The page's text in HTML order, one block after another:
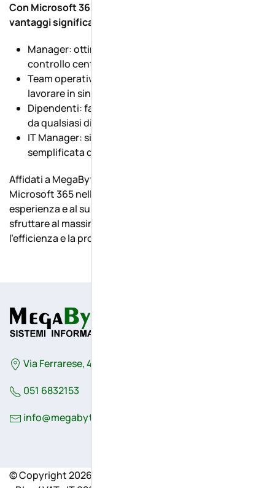
Con Microsoft 365, ogni ruolo aziendale può trarre
vantaggi significativi:
Manager: ottimizzazione della produttività e
controllo centralizzato dei processi.
Team operativi: strumenti di collaborazione per
lavorare in sinergia, anche da remoto.
Dipendenti: facilità di accesso alle risorse aziendali
da qualsiasi dispositivo.
IT Manager: sicurezza dei dati e gestione
semplificata delle licenze e delle applicazioni.
Affidati a MegaByte Sistemi per implementare
Microsoft 365 nella tua azienda: grazie alla nostra
esperienza e al supporto continuo, ti aiutiamo a
sfruttare al massimo ogni funzionalità, migliorando
l’efficienza e la produttività del tuo team.
Via Ferrarese, 41/G - 44042 - Cento (Fe) - Italy
051 6832153
info@megabytesistemi.com
© Copyright 2026 - MegaByte Sistemi informatici S.r.l.